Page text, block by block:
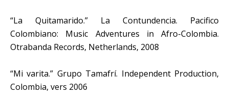
“La Quitamarido.” La Contundencia. Pacifico
Colombiano: Music Adventures in Afro-Colombia.
Otrabanda Records, Netherlands, 2008
“Mi varita.” Grupo Tamafrí. Independent Production,
Colombia, vers 2006